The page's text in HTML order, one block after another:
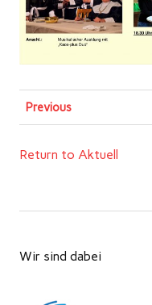
Previous
Return to Aktuell
Wir sind dabei